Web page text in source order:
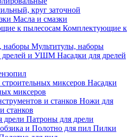
круг заточной
Масла и смазки
Комплектующие к
Мультитулы, наборы
Насадки для дрелей
Насадки
миксеров
Ножи для
станков
Патроны для дрели
Пилки